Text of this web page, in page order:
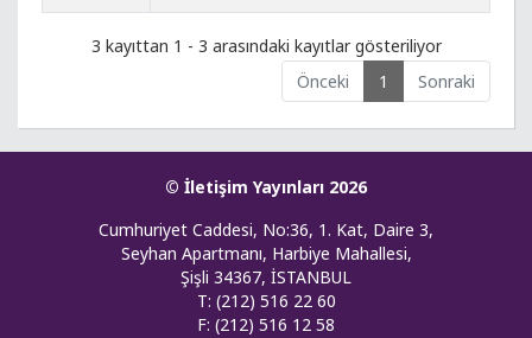
3 kayıttan 1 - 3 arasındaki kayıtlar gösteriliyor
Önceki
1 Sonraki
© İletişim Yayınları 2026
Cumhuriyet Caddesi, No:36, 1. Kat, Daire 3,
Seyhan Apartmanı, Harbiye Mahallesi,
Şişli 34367, İSTANBUL
T: (212) 516 22 60
F: (212) 516 12 58